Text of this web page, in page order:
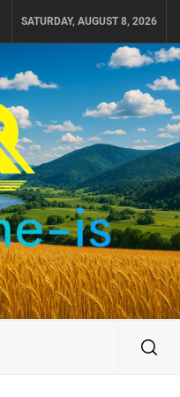
SATURDAY, AUGUST 8, 2026